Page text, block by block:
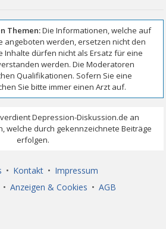
• Kontakt • Impressum
• Anzeigen & Cookies • AGB